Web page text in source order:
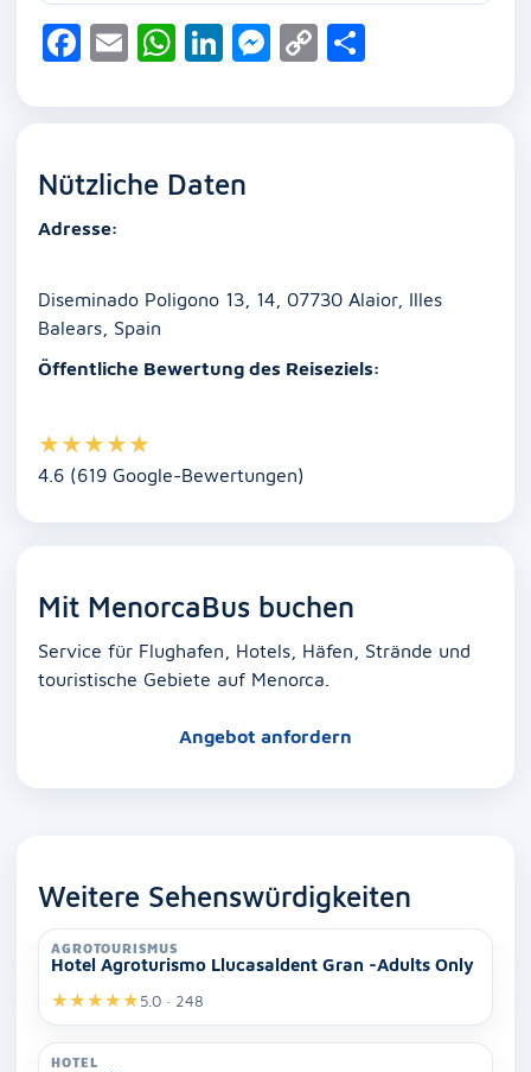
F
c
b
o
k
E
ai
W
at
A
Li
k
dI
M
ss
C
p le
Nützliche Daten
Adresse:
Diseminado Poligono 13, 14, 07730 Alaior, Illes
Balears, Spain
Öffentliche Bewertung des Reiseziels:
★★★★★
4.6 (619 Google-Bewertungen)
Mit MenorcaBus buchen
Service für Flughafen, Hotels, Häfen, Strände und
touristische Gebiete auf Menorca.
Angebot anfordern
Weitere Sehenswürdigkeiten
AGROTOURISMUS
Hotel Agroturismo Llucasaldent Gran -Adults Only
★★★★★5.0 · 248
HOTEL